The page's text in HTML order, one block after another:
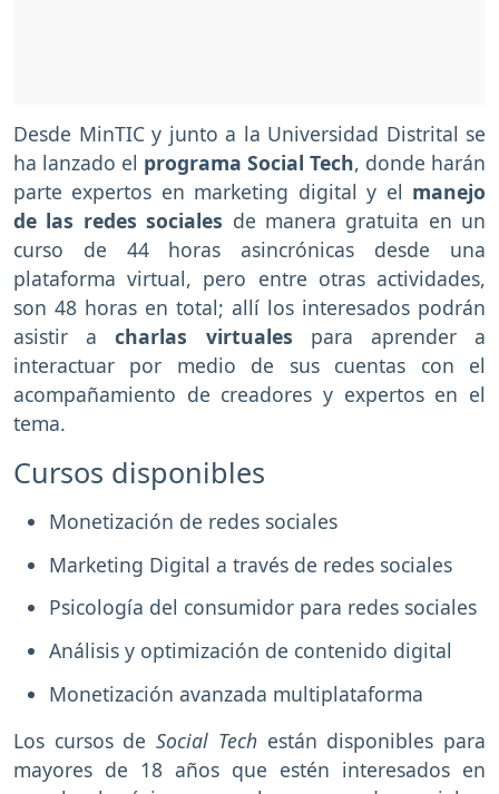
Desde MinTIC y junto a la Universidad Distrital se
ha lanzado el programa Social Tech, donde harán
parte expertos en marketing digital y el manejo
de las redes sociales de manera gratuita en un
curso de 44 horas asincrónicas desde una
plataforma virtual, pero entre otras actividades,
son 48 horas en total; allí los interesados podrán
asistir a charlas virtuales para aprender a
interactuar por medio de sus cuentas con el
acompañamiento de creadores y expertos en el
tema.
Cursos disponibles
Monetización de redes sociales
Marketing Digital a través de redes sociales
Psicología del consumidor para redes sociales
Análisis y optimización de contenido digital
Monetización avanzada multiplataforma
Los cursos deSocial Techestán disponibles para
mayores de 18 años que estén interesados en